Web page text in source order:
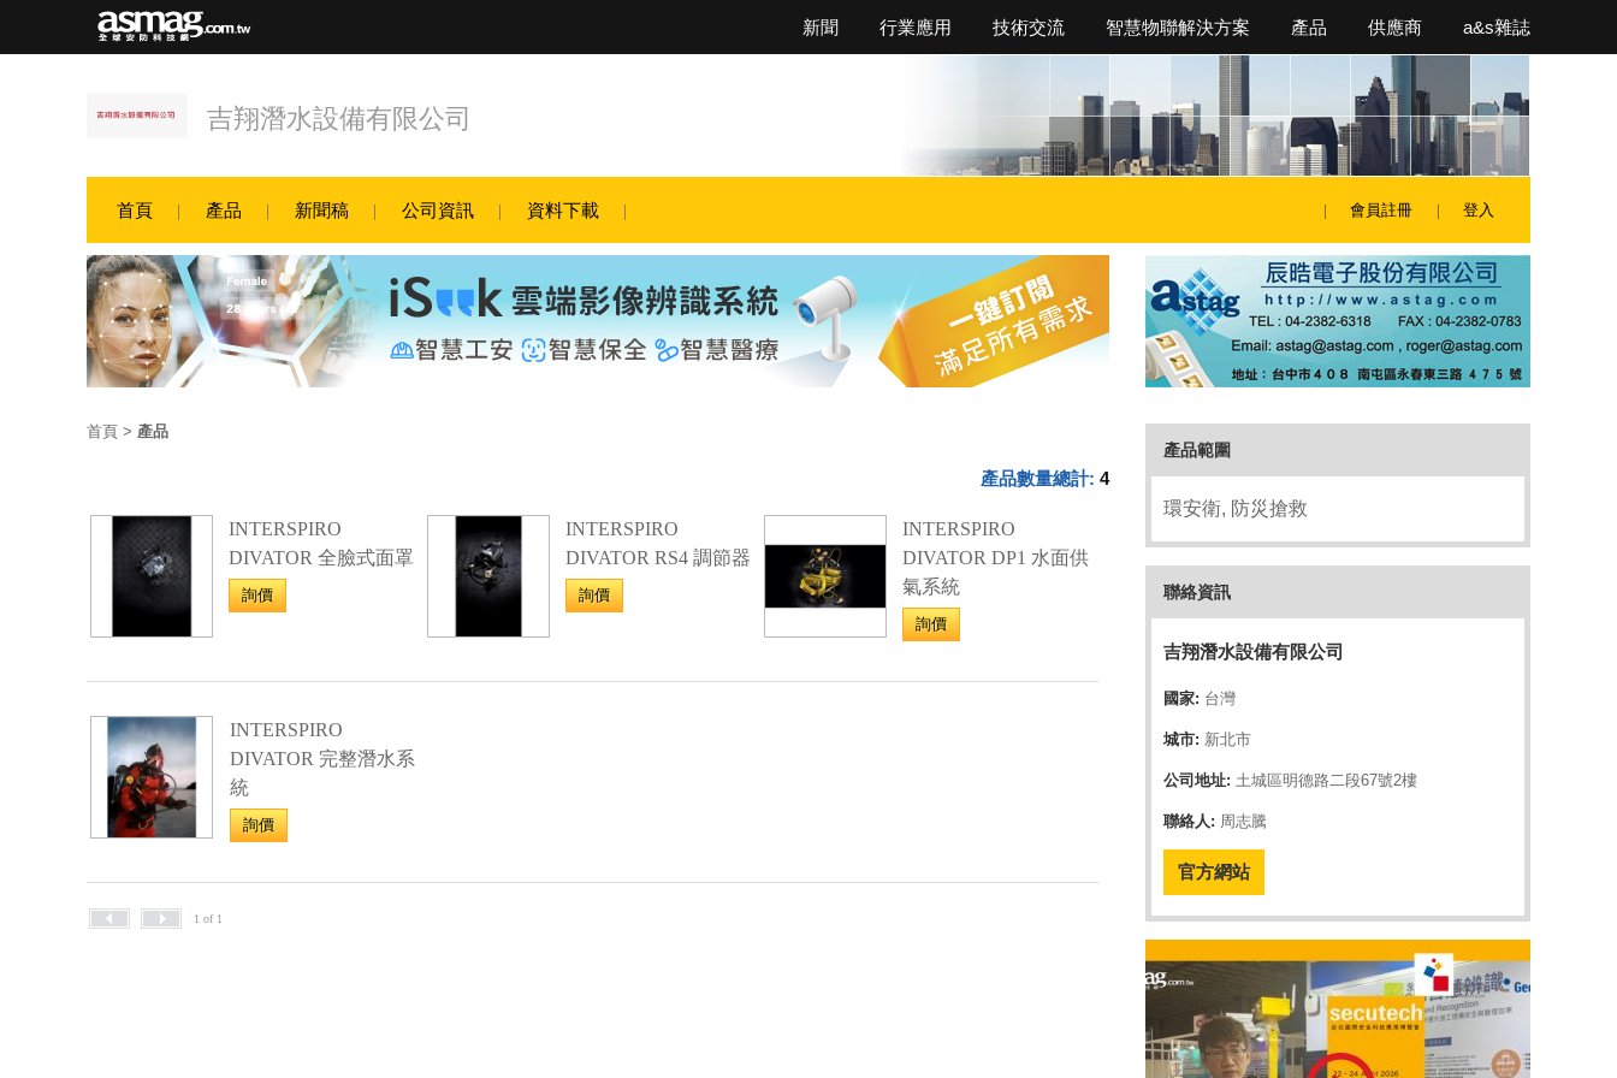
新聞 行業應用 技術交流 智慧物聯解決方案 產品 供應商 a&s雜誌
吉翔潛水設備有限公司
首頁 產品 新聞稿 公司資訊 資料下載 會員註冊 登入
產品範圍
環安衛, 防災搶救
聯絡資訊
吉翔潛水設備有限公司
國家: 台灣
城市: 新北市
公司地址: 土城區明德路二段67號2樓
聯絡人: 周志騰
官方網站
首頁 > 產品
產品數量總計: 4
INTERSPIRO
DIVATOR 全臉式面罩
詢價
INTERSPIRO
DIVATOR RS4 調節器
詢價
INTERSPIRO
DIVATOR DP1 水面供
氣系統
詢價
INTERSPIRO
DIVATOR 完整潛水系
統
詢價
1 of 1